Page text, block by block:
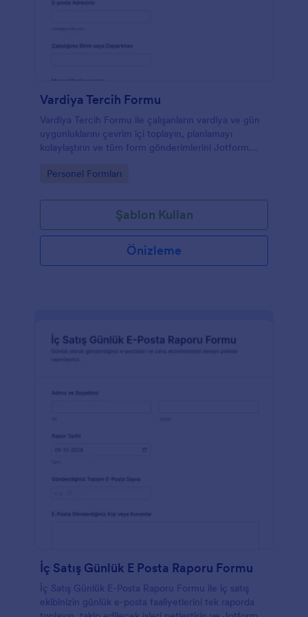
Vardiya Tercih Formu
Vardiya Tercih Formu ile çalışanların vardiya ve gün
uygunluklarını çevrim içi toplayın, planlamayı
kolaylaştırın ve tüm form gönderimlerini Jotform
Go to Category:
Personel Formları
Şablon Kullan
Önizleme
İç Satış Günlük E Posta Raporu Formu
İç Satış Günlük E-Posta Raporu Formu ile iç satış
ekibinizin günlük e-posta faaliyetlerini tek raporda